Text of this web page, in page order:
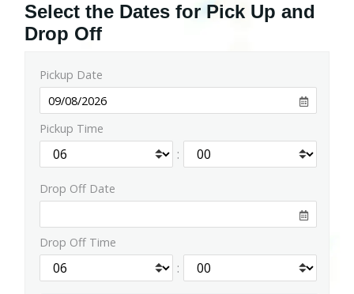
Select the Dates for Pick Up and
Drop Off
Pickup Date
Pickup Time
:
Drop Off Date
Drop Off Time
: